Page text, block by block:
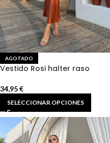
AGOTADO
Vestido Rosi halter raso
34,95€
SELECCIONAR OPCIONES